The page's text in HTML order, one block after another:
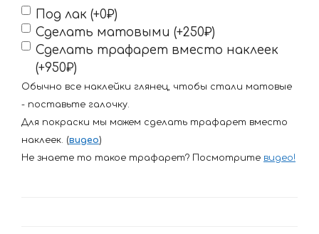
Под лак (+0₽)
Сделать матовыми (+250₽)
Сделать трафарет вместо наклеек
(+950₽)
Обычно все наклейки глянец, чтобы стали матовые
- поставьте галочку.
Для покраски мы можем сделать трафарет вместо
наклеек. (видео)
Не знаете то такое трафарет? Посмотрите видео!